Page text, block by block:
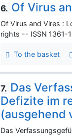
6. Of Virus
Of Virus and Vires :
rights -- ISSN 1361-
To the basket
7. Das
Defizite im
(ausgehend
Das